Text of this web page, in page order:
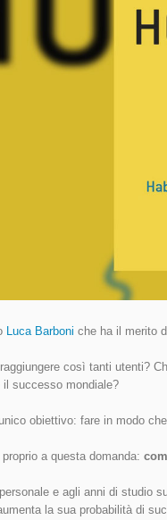
Luca Barboni che ha il merito
così tanti utenti?
il successo mondiale?
obiettivo: fare in modo
a questa domanda:
e agli anni di studio
la sua probabilità di